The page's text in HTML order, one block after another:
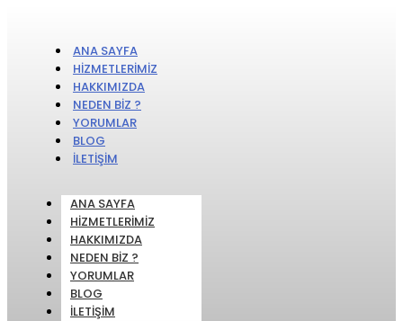
ANA SAYFA
HIZMETLERIMIZ
HAKKIMIZDA
NEDEN BIZ ?
YORUMLAR
BLOG
İLETIŞIM
ANA SAYFA
HIZMETLERIMIZ
HAKKIMIZDA
NEDEN BIZ ?
YORUMLAR
BLOG
İLETIŞIM